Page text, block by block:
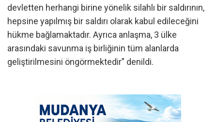
devletten herhangi birine yönelik silahlı bir saldırının,
hepsine yapılmış bir saldırı olarak kabul edileceğini
hükme bağlamaktadır. Ayrıca anlaşma, 3 ülke
arasındaki savunma iş birliğinin tüm alanlarda
geliştirilmesini öngörmektedir” denildi.